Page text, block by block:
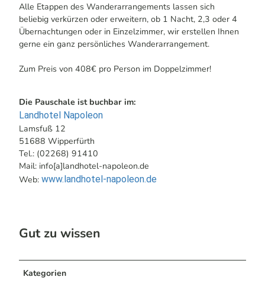
Alle Etappen des Wanderarrangements lassen sich
beliebig verkürzen oder erweitern, ob 1 Nacht, 2,3 oder 4
Übernachtungen oder in Einzelzimmer, wir erstellen Ihnen
gerne ein ganz persönliches Wanderarrangement.
Zum Preis von 408€ pro Person im Doppelzimmer!
Die Pauschale ist buchbar im:
Landhotel Napoleon
Lamsfuß 12
51688 Wipperfürth
Tel.: (02268) 91410
Mail: info[a]landhotel-napoleon.de
Web: www.landhotel-napoleon.de
Gut zu wissen
Kategorien